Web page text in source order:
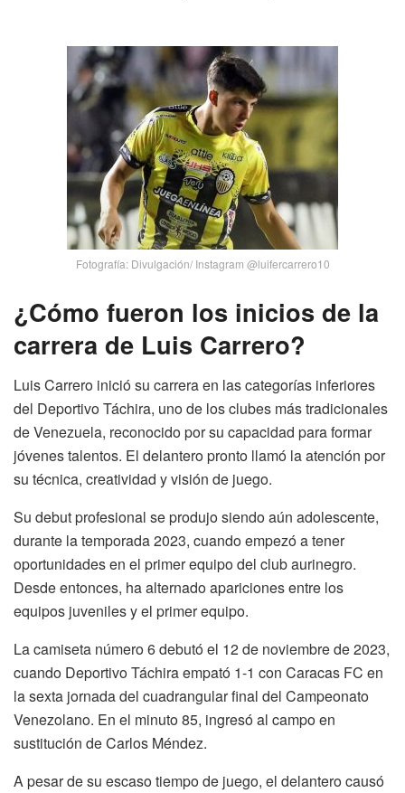
Fotografía: Divulgación/ Instagram @luifercarrero10
¿Cómo fueron los inicios de la
carrera de Luis Carrero?
Luis Carrero inició su carrera en las categorías inferiores
del Deportivo Táchira, uno de los clubes más tradicionales
de Venezuela, reconocido por su capacidad para formar
jóvenes talentos. El delantero pronto llamó la atención por
su técnica, creatividad y visión de juego.
Su debut profesional se produjo siendo aún adolescente,
durante la temporada 2023, cuando empezó a tener
oportunidades en el primer equipo del club aurinegro.
Desde entonces, ha alternado apariciones entre los
equipos juveniles y el primer equipo.
La camiseta número 6 debutó el 12 de noviembre de 2023,
cuando Deportivo Táchira empató 1-1 con Caracas FC en
la sexta jornada del cuadrangular final del Campeonato
Venezolano. En el minuto 85, ingresó al campo en
sustitución de Carlos Méndez.
A pesar de su escaso tiempo de juego, el delantero causó